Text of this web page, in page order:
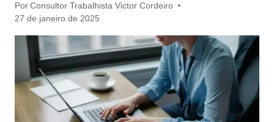
Por Consultor Trabalhista Victor Cordeiro
27 de janeiro de 2025